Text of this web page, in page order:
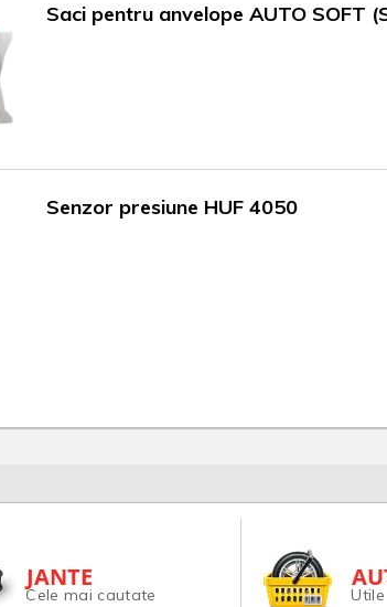
Saci pentru anvelope AUTO SOFT
Senzor presiune HUF 4050
JANTE
Cele mai cautate Utile